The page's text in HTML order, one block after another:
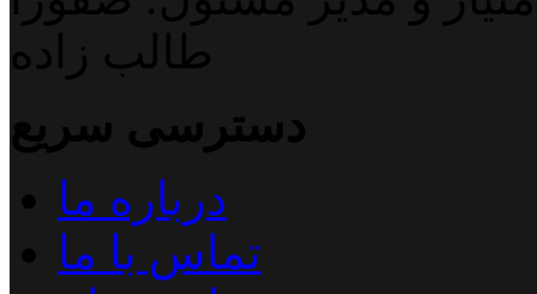
طالب زاده
دسترسی سریع
درباره ما
تماس با ما